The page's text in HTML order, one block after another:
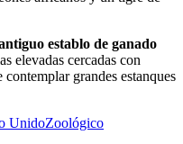
establo de ganado
elevadas cercadas con
grandes estanques
UnidoZoológico